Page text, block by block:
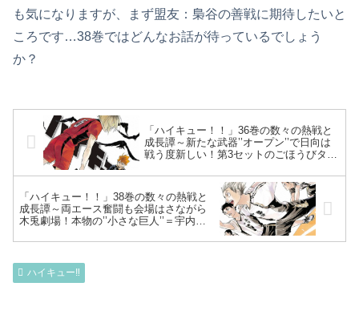
も気になりますが、まず盟友：梟谷の善戦に期待したいと
ころです…38巻ではどんなお話が待っているでしょう
か？
「ハイキュー！！」36巻の数々の熱戦と
成長譚～新たな武器’’オープン’’で日向は
戦う度新しい！第3セットのごほうびタイ
日向と狐爪、「たーのしー」と恍惚の表
情～
「ハイキュー！！」38巻の数々の熱戦と
成長譚～両エース奮闘も会場はさながら
木兎劇場！本物の’’小さな巨人’’＝宇内と
ハイキュー‼︎